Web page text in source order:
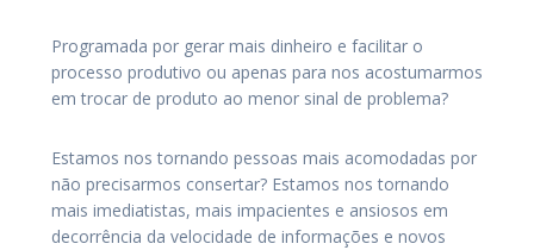
Programada por gerar mais dinheiro e facilitar o
processo produtivo ou apenas para nos acostumarmos
em trocar de produto ao menor sinal de problema?
Estamos nos tornando pessoas mais acomodadas por
não precisarmos consertar? Estamos nos tornando
mais imediatistas, mais impacientes e ansiosos em
decorrência da velocidade de informações e novos